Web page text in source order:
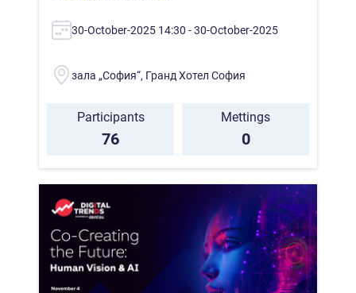
30-October-2025 14:30 - 30-October-2025
зала „София“, Гранд Хотел София
Participants
76
Mettings
0